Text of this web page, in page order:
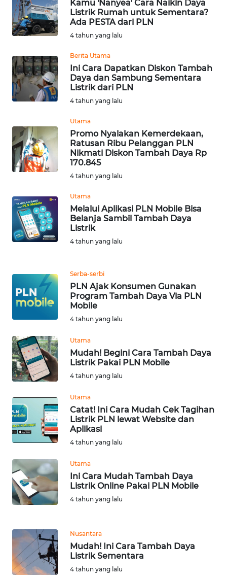
Kamu 'Nanyea' Cara Naikin Daya
Listrik Rumah untuk Sementara?
Ada PESTA dari PLN
4 tahun yang lalu
Berita Utama
Ini Cara Dapatkan Diskon Tambah
Daya dan Sambung Sementara
Listrik dari PLN
4 tahun yang lalu
Utama
Promo Nyalakan Kemerdekaan,
Ratusan Ribu Pelanggan PLN
Nikmati Diskon Tambah Daya Rp
170.845
4 tahun yang lalu
Utama
Melalui Aplikasi PLN Mobile Bisa
Belanja Sambil Tambah Daya
Listrik
4 tahun yang lalu
Serba-serbi
PLN Ajak Konsumen Gunakan
Program Tambah Daya Via PLN
Mobile
4 tahun yang lalu
Utama
Mudah! Begini Cara Tambah Daya
Listrik Pakai PLN Mobile
4 tahun yang lalu
Utama
Catat! Ini Cara Mudah Cek Tagihan
Listrik PLN lewat Website dan
Aplikasi
4 tahun yang lalu
Utama
Ini Cara Mudah Tambah Daya
Listrik Online Pakai PLN Mobile
4 tahun yang lalu
Nusantara
Mudah! Ini Cara Tambah Daya
Listrik Sementara
4 tahun yang lalu
WN
KALTARA
WN
KALSEL
WN
WN
SULSEL
WN
WN
SULUT
MALUT
WN
WN
DANAU
TOBA
WN
NIAS
WN
WN
TAPANULI
SELATAN
WN
TANJUNG
LESUNG